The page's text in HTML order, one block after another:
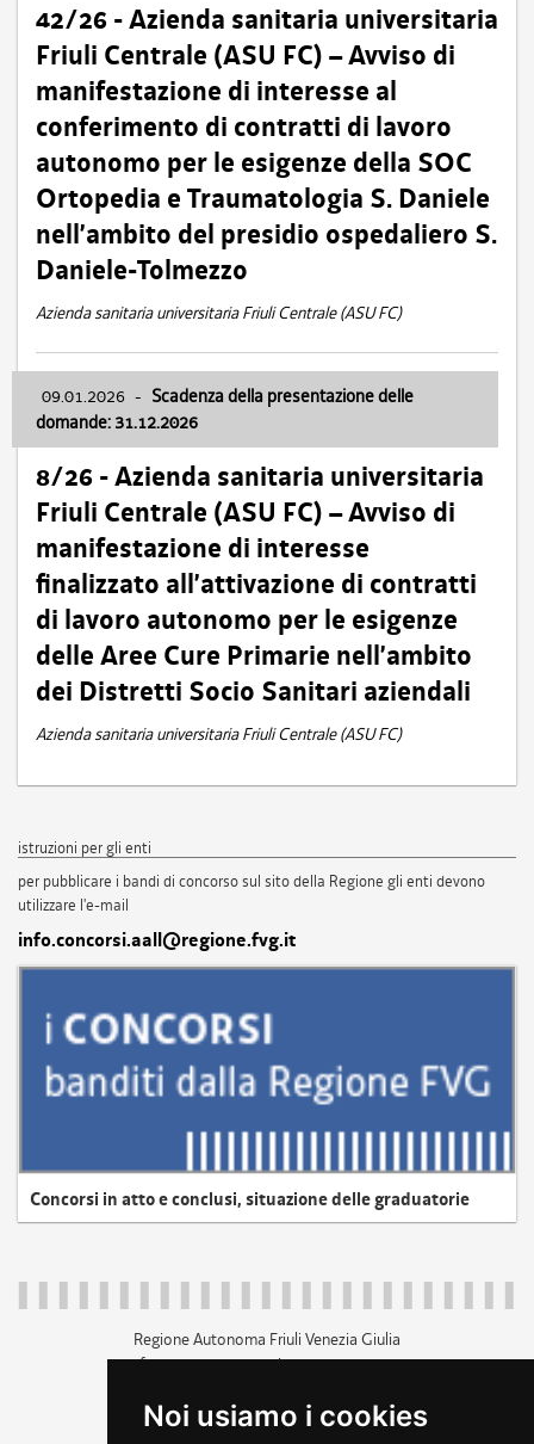
Noi usiamo i cookies
42/26 - Azienda sanitaria universitaria
Friuli Centrale (ASU FC) – Avviso di
manifestazione di interesse al
conferimento di contratti di lavoro
autonomo per le esigenze della SOC
Ortopedia e Traumatologia S. Daniele
nell’ambito del presidio ospedaliero S.
Daniele-Tolmezzo
Azienda sanitaria universitaria Friuli Centrale (ASU FC)
09.01.2026 - Scadenza della presentazione delle
domande: 31.12.2026
8/26 - Azienda sanitaria universitaria
Friuli Centrale (ASU FC) – Avviso di
manifestazione di interesse
finalizzato all’attivazione di contratti
di lavoro autonomo per le esigenze
delle Aree Cure Primarie nell’ambito
dei Distretti Socio Sanitari aziendali
Azienda sanitaria universitaria Friuli Centrale (ASU FC)
istruzioni per gli enti
per pubblicare i bandi di concorso sul sito della Regione gli enti devono
utilizzare l'e-mail
info.concorsi.aall@regione.fvg.it
Concorsi in atto e conclusi, situazione delle graduatorie
Regione Autonoma Friuli Venezia Giulia
c.f. 80014930327; p.iva 00526040324
+39 040 3771111